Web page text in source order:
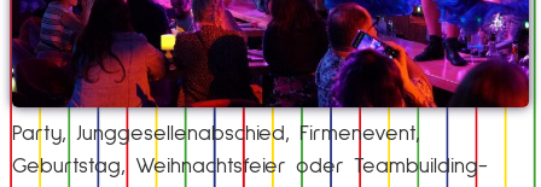
Party, Junggesellenabschied, Firmenevent,
Geburtstag, Weihnachtsfeier oder Teambuilding-